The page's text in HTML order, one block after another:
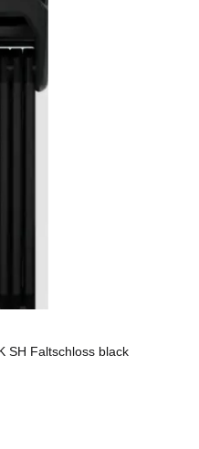
SH Faltschloss black